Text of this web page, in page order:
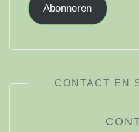
Abonneren
CONTACT EN